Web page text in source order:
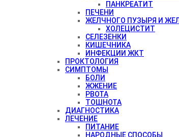
ПАНКРЕАТИТ
ПЕЧЕНИ
ЖЕЛЧНОГО ПУЗЫРЯ И
ХОЛЕЦИСТИТ
СЕЛЕЗЕНКИ
КИШЕЧНИКА
ИНФЕКЦИИ ЖКТ
ПРОКТОЛОГИЯ
СИМПТОМЫ
БОЛИ
ЖЖЕНИЕ
РВОТА
ТОШНОТА
ДИАГНОСТИКА
ЛЕЧЕНИЕ
ПИТАНИЕ
НАРОДНЫЕ СПОСОБЫ